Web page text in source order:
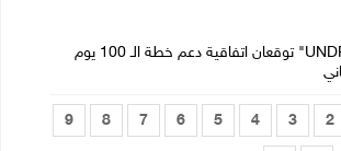
بلدية دير البلح و"UNDP" توقعان اتفاقية دعم خطة الـ 100 يوم
2
3
4
5
6
7
8
9